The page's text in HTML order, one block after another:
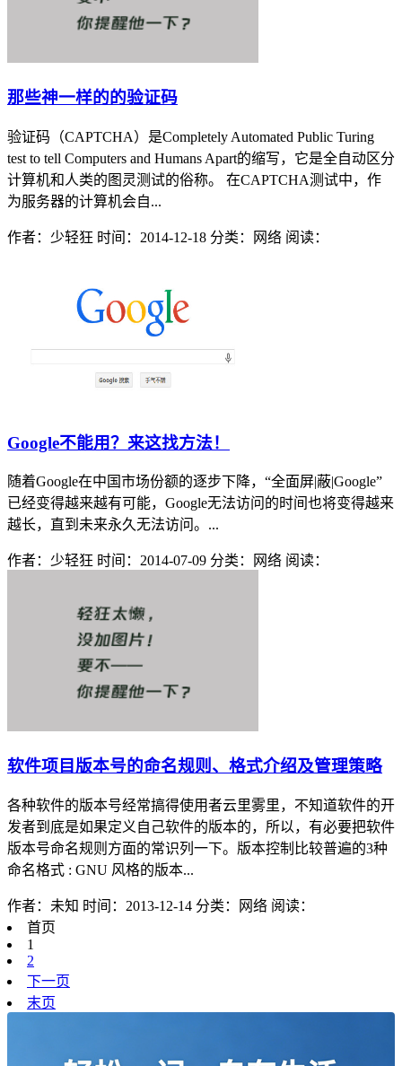
那些神一样的的验证码
验证码（CAPTCHA）是Completely Automated Public Turing
test to tell Computers and Humans Apart的缩写，它是全自动区分
计算机和人类的图灵测试的俗称。 在CAPTCHA测试中，作
为服务器的计算机会自...
作者：少轻狂 时间：2014-12-18 分类：网络 阅读：
Google不能用？来这找方法！
随着Google在中国市场份额的逐步下降，“全面屏|蔽|Google”
已经变得越来越有可能，Google无法访问的时间也将变得越来
越长，直到未来永久无法访问。...
作者：少轻狂 时间：2014-07-09 分类：网络 阅读：
软件项目版本号的命名规则、格式介绍及管理策略
各种软件的版本号经常搞得使用者云里雾里，不知道软件的开
发者到底是如果定义自己软件的版本的，所以，有必要把软件
版本号命名规则方面的常识列一下。版本控制比较普遍的3种
命名格式 : GNU 风格的版本...
作者：未知 时间：2013-12-14 分类：网络 阅读：
首页
1
2
下一页
末页